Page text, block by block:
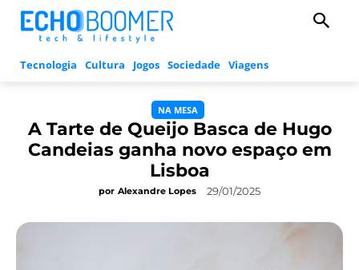
Tecnologia Cultura Jogos Sociedade Viagens
NA MESA
A Tarte de Queijo Basca de Hugo
Candeias ganha novo espaço em
Lisboa
por Alexandre Lopes 29/01/2025